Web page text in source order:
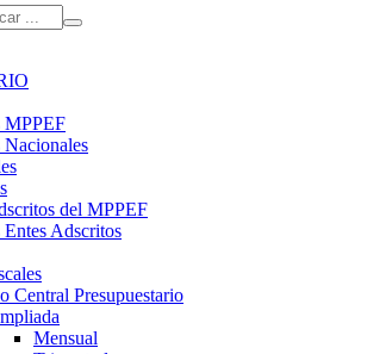
MPPEF
del MPPEF
Adscritos
Central Presupuestario
Mensual